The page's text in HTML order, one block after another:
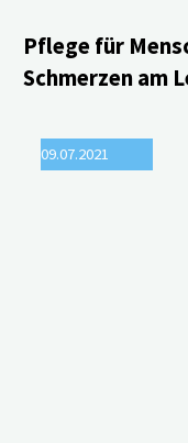
mit
Pflege für
Schmerzen am
09.07.2021